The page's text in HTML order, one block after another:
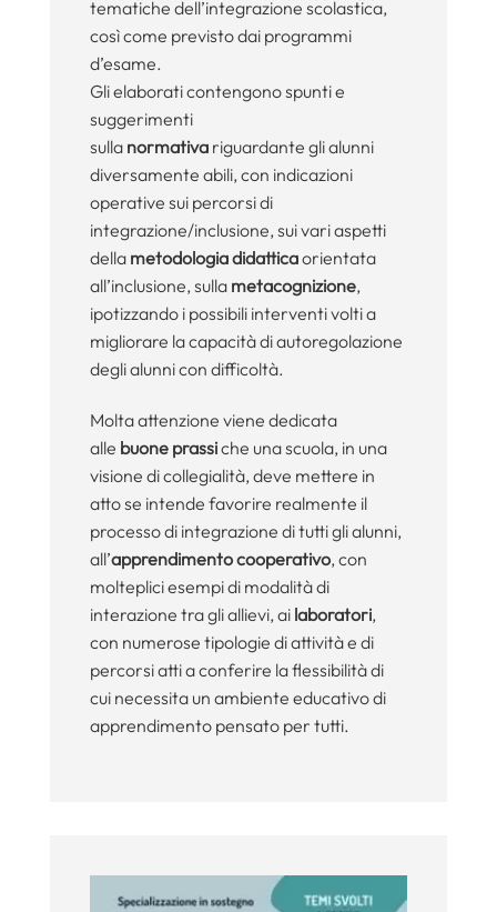
tematiche dell’integrazione scolastica,
così come previsto dai programmi
d’esame.
Gli elaborati contengono spunti e
suggerimenti
sulla normativariguardante gli alunni
diversamente abili, con indicazioni
operative sui percorsi di
integrazione/inclusione, sui vari aspetti
della metodologia didatticaorientata
all’inclusione, sulla metacognizione,
ipotizzando i possibili interventi volti a
migliorare la capacità di autoregolazione
degli alunni con difficoltà.
Molta attenzione viene dedicata
alle buone prassiche una scuola, in una
visione di collegialità, deve mettere in
atto se intende favorire realmente il
processo di integrazione di tutti gli alunni,
all’apprendimento cooperativo, con
molteplici esempi di modalità di
interazione tra gli allievi, ai laboratori,
con numerose tipologie di attività e di
percorsi atti a conferire la flessibilità di
cui necessita un ambiente educativo di
apprendimento pensato per tutti.